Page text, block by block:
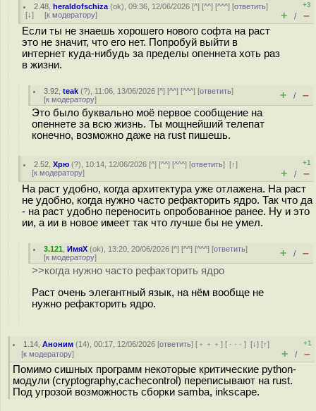
2.48 ,heraldofschiza (ok), 09:36, 12/06/2026 [^] [^^] [^^^] [ответить]
[↓] [к модератору]
+3
+ / –
Если ты не знаешь хорошего нового софта на раст
это не значит, что его нет. Попробуй выйти в
интернет куда-нибудь за пределы опеннета хоть раз
в жизни.
3.92 ,teak (?), 11:06, 13/06/2026 [^] [^^] [^^^] [ответить]
[к модератору] + / –
Это было буквально моё первое сообщение на
опеннете за всю жизнь. Ты мощнейший телепат
конечно, возможно даже на rust пишешь.
2.52 ,Хрю (?), 10:14, 12/06/2026 [^] [^^] [^^^] [ответить][↑]
[к модератору]
+1
+ / –
На раст удобно, когда архитектура уже отлажена. На раст
не удобно, когда нужно часто рефакторить ядро. Так что да
- на раст удобно переносить опробованное ранее. Ну и это
ии, а ии в новое имеет так что лучше бы не умел.
3.121 ,ИмяХ (ok), 13:20, 20/06/2026 [^] [^^] [^^^] [ответить]
[к модератору] + / –
>>когда нужно часто рефакторить ядро
Раст очень элегантный язык, на нём вообще не
нужно рефакторить ядро.
1.14 ,Аноним (14), 00:17, 12/06/2026 [ответить] [ ﹢﹢﹢] [ · · ·][↓] [↑]
[к модератору]
+1
+ / –
Помимо сишных программ некоторые критические python-
модули (cryptography,cachecontrol) переписывают на rust.
Под угрозой возможность сборки samba, inkscape.